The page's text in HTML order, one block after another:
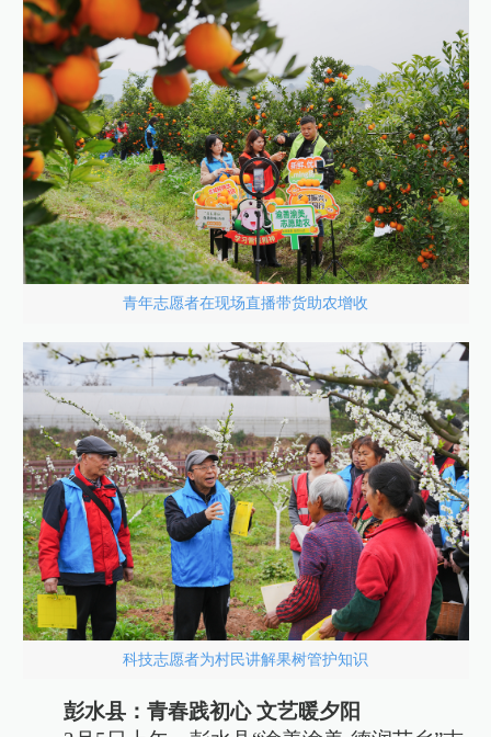
青年志愿者在现场直播带货助农增收
科技志愿者为村民讲解果树管护知识
彭水县：青春践初心 文艺暖夕阳